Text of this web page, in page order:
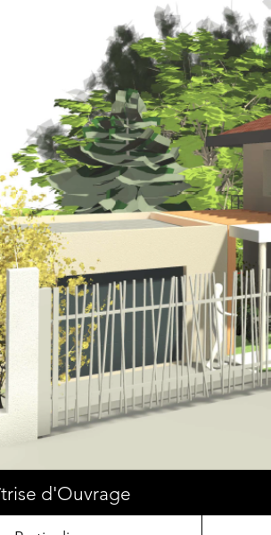
d'Ouvrage